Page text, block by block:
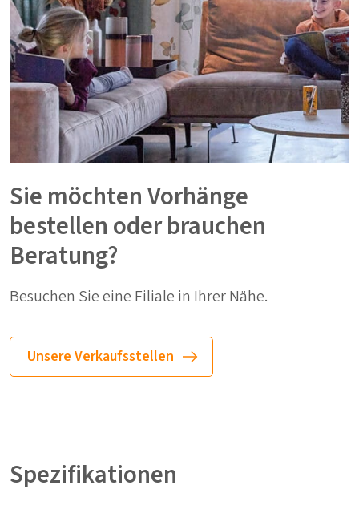
Sie möchten Vorhänge
bestellen oder brauchen
Beratung?
Besuchen Sie eine Filiale in Ihrer Nähe.
Unsere Verkaufsstellen
Spezifikationen